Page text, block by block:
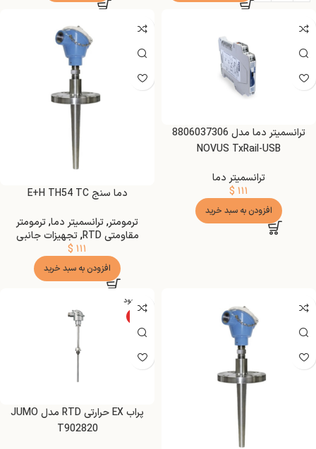
ترانسمیتر دما مدل 8806037306
NOVUS TxRail-USB
ترانسمیتر دما
$ ۱۱۱
افزودن به سبد خرید
دما سنج E+H TH54 TC
ترمومتر,ترانسمیتر دما,ترمومتر
مقاومتی RTD
,تجهیزات جانبی
$ ۱۱۱
افزودن به سبد خرید
ناموجود
پراب EX حرارتی RTD مدل JUMO
T902820